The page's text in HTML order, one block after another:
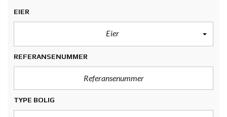
EIER
Eier
REFERANSENUMMER
TYPE BOLIG